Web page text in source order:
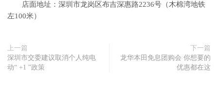
店面地址： 深圳市龙岗区布吉深惠路2236号（木棉湾地铁
左100米）
上一篇
深圳市交委建议取消个人纯电
动“ +1 ”政策
下一篇
龙华本田免息团购会 你想要的
优惠都在这